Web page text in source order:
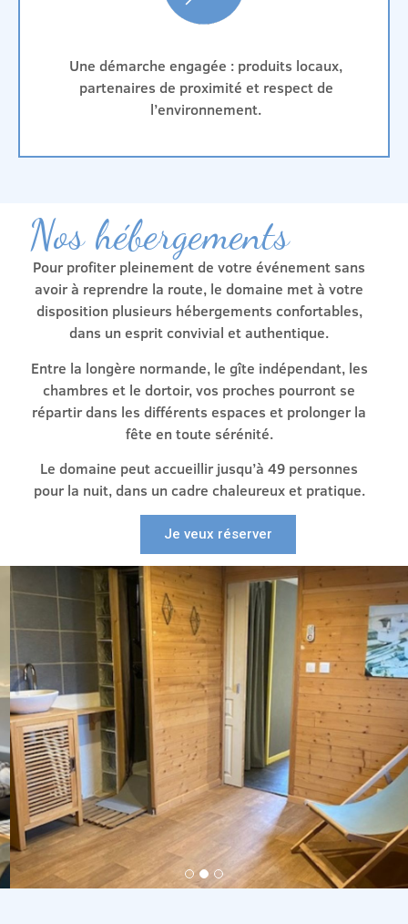
Une démarche engagée : produits locaux,
partenaires de proximité et respect de
l’environnement.
Nos hébergements
Pour profiter pleinement de votre événement sans
avoir à reprendre la route, le domaine met à votre
disposition plusieurs hébergements confortables,
dans un esprit convivial et authentique.
Entre la longère normande, le gîte indépendant, les
chambres et le dortoir, vos proches pourront se
répartir dans les différents espaces et prolonger la
fête en toute sérénité.
Le domaine peut accueillir jusqu’à 49 personnes
pour la nuit, dans un cadre chaleureux et pratique.
Je veux réserver